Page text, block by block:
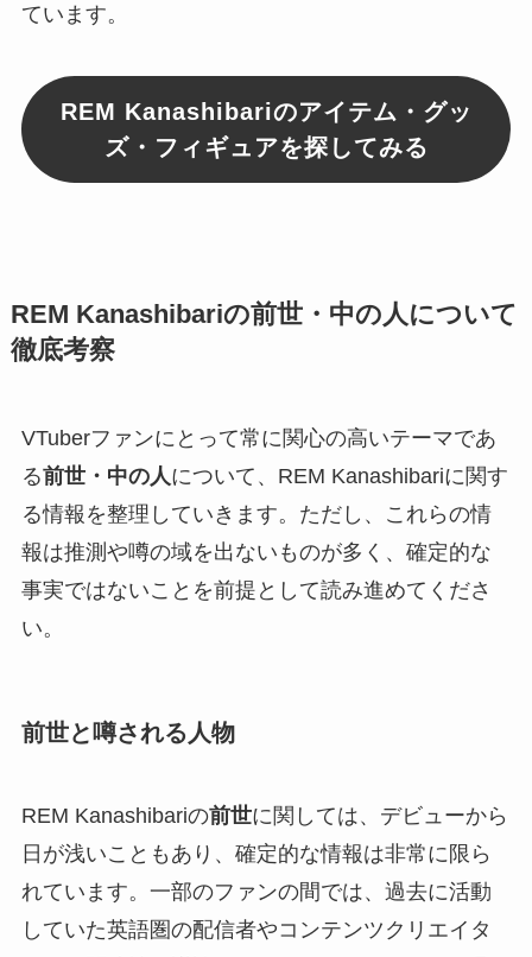
ています。
REM Kanashibariのアイテム・グッ
ズ・フィギュアを探してみる
REM Kanashibariの前世・中の人について
徹底考察
VTuberファンにとって常に関心の高いテーマであ
る前世・中の人について、REM Kanashibariに関す
る情報を整理していきます。ただし、これらの情
報は推測や噂の域を出ないものが多く、確定的な
事実ではないことを前提として読み進めてくださ
い。
前世と噂される人物
REM Kanashibariの前世に関しては、デビューから
日が浅いこともあり、確定的な情報は非常に限ら
れています。一部のファンの間では、過去に活動
していた英語圏の配信者やコンテンツクリエイタ